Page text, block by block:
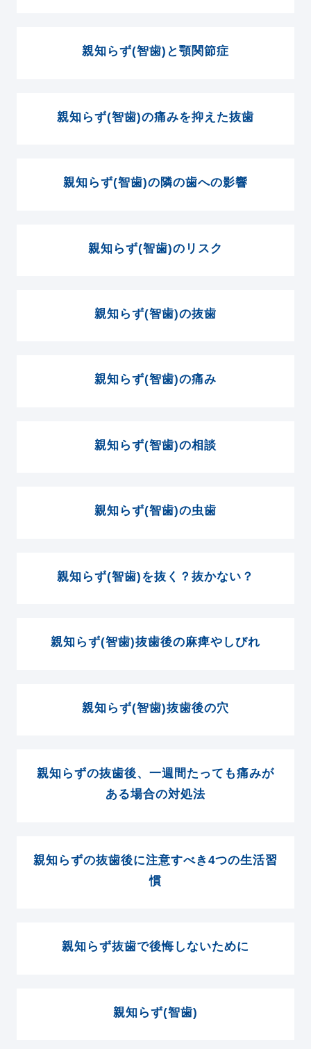
親知らず(智歯)と顎関節症
親知らず(智歯)の痛みを抑えた抜歯
親知らず(智歯)の隣の歯への影響
親知らず(智歯)のリスク
親知らず(智歯)の抜歯
親知らず(智歯)の痛み
親知らず(智歯)の相談
親知らず(智歯)の虫歯
親知らず(智歯)を抜く？抜かない？
親知らず(智歯)抜歯後の麻痺やしびれ
親知らず(智歯)抜歯後の穴
親知らずの抜歯後、一週間たっても痛みが
ある場合の対処法
親知らずの抜歯後に注意すべき4つの生活習
慣
親知らず抜歯で後悔しないために
親知らず(智歯)